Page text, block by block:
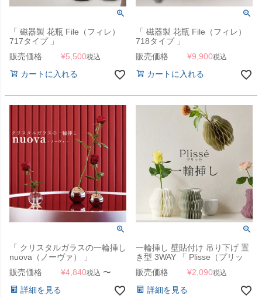
「 磁器製 花瓶 File（フィレ）
717タイプ 」
販売価格
¥5,500税込
カートに入れる
「 磁器製 花瓶 File（フィレ）
718タイプ 」
販売価格
¥9,900税込
カートに入れる
「 クリスタルガラスの一輪挿し
nuova（ノーヴァ） 」
販売価格
¥4,840税込 〜
詳細を見る
一輪挿し 壁貼付け 吊り下げ 置
き型 3WAY 「 Plisse（プリッ
セ） 」
販売価格 ¥2,090税込
詳細を見る